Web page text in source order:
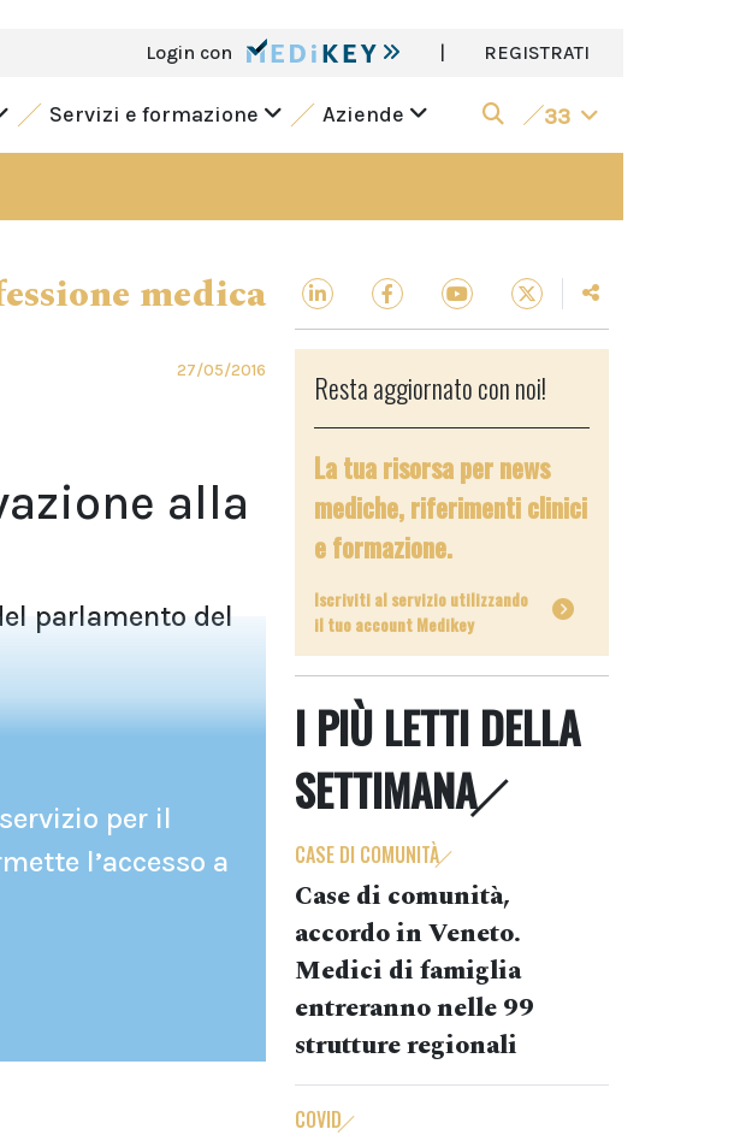
Login con | REGISTRATI
Servizi e formazione Aziende 33
medica
27/05/2016
alla
parlamento del
per il
l’accesso a
Resta aggiornato con noi!
La tua risorsa per news
mediche, riferimenti clinici
e formazione.
Iscriviti al servizio utilizzando
il tuo account Medikey
I PIÙ LETTI DELLA
SETTIMANA
CASE DI COMUNITÀ
Case di comunità,
accordo in Veneto.
Medici di famiglia
entreranno nelle 99
strutture regionali
COVID